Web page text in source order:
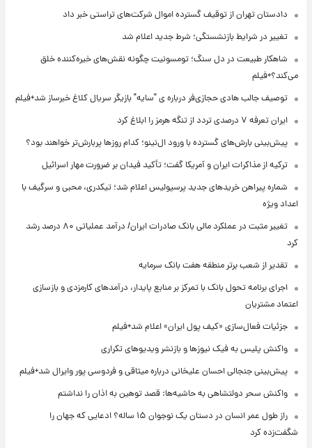
دادستان تهران از توقیف گسترده اموال شرکت‌های تراستی خبر داد
تغییر در شرایط بازنشستگی؛ شرط جدید اعلام شد
شاهکار طبیعت در دل سنگ؛ تومسونیت چگونه نقش‌های خیره‌کننده خلق
می‌کند؟+فیلم
توصیف جالب هادی حجازی‌فر درباره ی "سایه" بازیگر سریال کلاغ خبرساز شد+فیلم
ایران تعرفه ۷ درصدی تردد از تنگه هرمز را ابلاغ کرد
پیش‌بینی بارش‌های گسترده با ورود ال‌نینو؛ کدام روزها پربارش‌تر خواهند بود؟
ترکیه از مذاکرات ایران و آمریکا گفت؛ تأکید فیدان بر ضرورت مهار اسرائیل
شماره پیراهن خریدهای جدید پرسپولیس اعلام شد؛ تیکدری، محبی و سرگیف با
اعداد ویژه
تغییر مثبت در عملکرد مالی بانک صادرات ایران/ درآمد عملیاتی ۸۰ درصد رشد
کرد
تقدیر از شعب برتر منطقه هفت بانک سرمایه
اجرای برنامه تحول بانک با تمرکز بر منابع پایدار، درآمدهای کارمزدی و بازسازی
اعتماد مشتریان
جزئیات فعال‌سازی «کیف پول ایران» اعلام شد+فیلم
واکنش پلیس به فیک نیوزها و بازنشر ویدیوهای تکراری
پیش‌بینی جنجالی احسان علیخانی درباره میثاقی و فردوسی پور وایرال شد+فیلم
واکنش سحر دولتشاهی به حاشیه‌ها: قصد توهین به اذان را نداشتم
راز طول عمر انسان در دستان یک نوجوان ۱۵ ساله؟ ادعایی که جهان را
شگفت‌زده کرد